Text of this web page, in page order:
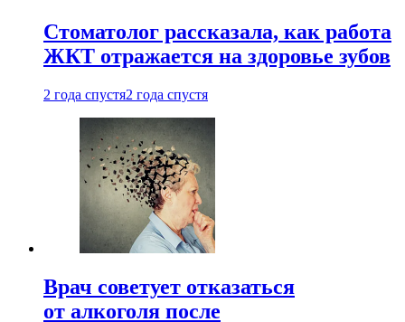
Стоматолог рассказала, как работа
ЖКТ отражается на здоровье зубов
2 года спустя2 года спустя
Врач советует отказаться
от алкоголя после